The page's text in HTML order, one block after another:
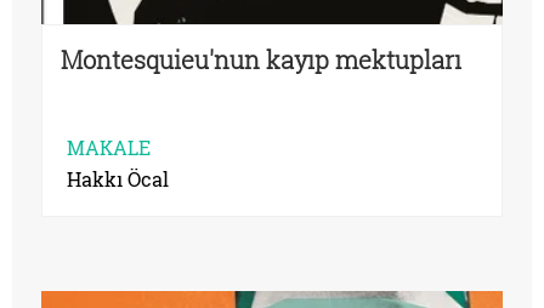
Montesquieu'nun kayıp mektupları
MAKALE
Hakkı Öcal